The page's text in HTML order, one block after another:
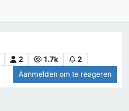
2 1.7k
2
Aanmelden om te reageren